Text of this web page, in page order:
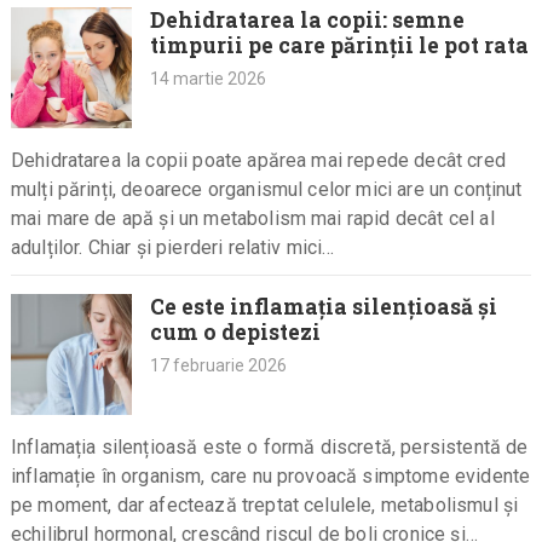
Dehidratarea la copii: semne
timpurii pe care părinții le pot rata
14 martie 2026
Dehidratarea la copii poate apărea mai repede decât cred
mulți părinți, deoarece organismul celor mici are un conținut
mai mare de apă și un metabolism mai rapid decât cel al
adulților. Chiar și pierderi relativ mici…
Ce este inflamația silențioasă și
cum o depistezi
17 februarie 2026
Inflamația silențioasă este o formă discretă, persistentă de
inflamație în organism, care nu provoacă simptome evidente
pe moment, dar afectează treptat celulele, metabolismul și
echilibrul hormonal, crescând riscul de boli cronice și